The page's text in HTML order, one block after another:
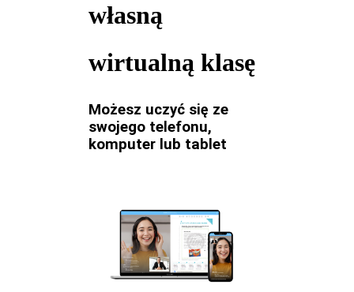
własną
wirtualną klasę
Możesz uczyć się ze
swojego telefonu,
komputer lub tablet